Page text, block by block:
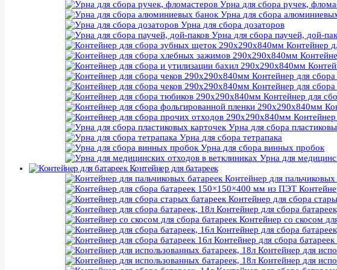
Урна для сбора ручек,
Урна для сбора
Урна для сбора дозаторов
Урна для сбора паучей, дой-
Контейнер
Контейнер для
Контейнер для
Контейнер для
Урна для сбора
Урна для сбора тетрапака
Урна для сбора винных пробок
Урна для
Урна для сбора электромелочей
Двойная урна для
Двойная урна
Урна для сбора чеков
Урна для сбора блистеров
Урна для сбора
Урна для винных пробок
Урна для сбора зубных щеток
Экобокс для электрохлама
Урна для
Контейнер для батареек
Контейнер для пальчиковых
Контейнер для сбора
Контейнер для сбора
Контейнер со скосом
Контейнер для сбора
Контейнер для сбора батареек
Контейнер для
Контейнер для